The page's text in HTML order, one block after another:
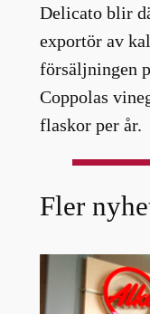
Delicato blir
exportör av
försäljningen
Coppolas
flaskor per år.
Fler